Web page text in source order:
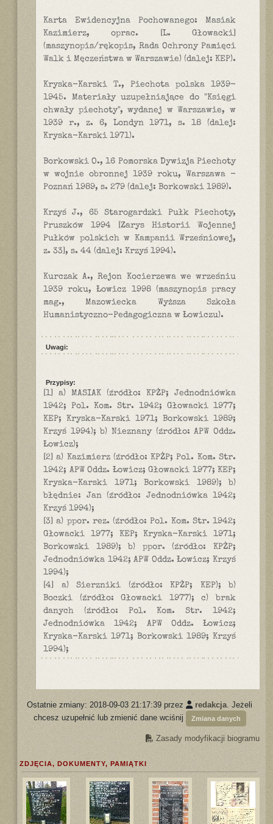
Karta Ewidencyjna Pochowanego: Masiak
Kazimierz, oprac. [L. Głowacki]
(maszynopis/rękopis, Rada Ochrony Pamięci
Walk i Męczeństwa w Warszawie) (dalej: KEP).
Kryska-Karski T., Piechota polska 1939-
1945. Materiały uzupełniające do "Księgi
chwały piechoty", wydanej w Warszawie, w
1939 r., z. 6, Londyn 1971, s. 18 (dalej:
Kryska-Karski 1971).
Borkowski O., 16 Pomorska Dywizja Piechoty
w wojnie obronnej 1939 roku, Warszawa -
Poznań 1989, s. 279 (dalej: Borkowski 1989).
Krzyś J., 65 Starogardzki Pułk Piechoty,
Pruszków 1994 [Zarys Historii Wojennej
Pułków polskich w Kampanii Wrześniowej,
z. 33], s. 44 (dalej: Krzyś 1994).
Kurczak A., Rejon Kocierzewa we wrześniu
1939 roku, Łowicz 1998 (maszynopis pracy
mag., Mazowiecka Wyższa Szkoła
Humanistyczno-Pedagogiczna w Łowiczu).
Uwagi:
Przypisy:
[1] a) MASIAK (źródło: KPŻP; Jednodniówka
1942; Pol. Kom. Str. 1942; Głowacki 1977;
KEP; Kryska-Karski 1971; Borkowski 1989;
Krzyś 1994); b) Nieznany (źródło: APW Oddz.
Łowicz);
[2] a) Kazimierz (źródło: KPŻP; Pol. Kom. Str.
1942; APW Oddz. Łowicz; Głowacki 1977; KEP;
Kryska-Karski 1971; Borkowski 1989); b)
błędnie: Jan (źródło: Jednodniówka 1942;
Krzyś 1994);
[3] a) ppor. rez. (źródło: Pol. Kom. Str. 1942;
Głowacki 1977; KEP; Kryska-Karski 1971;
Borkowski 1989); b) ppor. (źródło: KPŻP;
Jednodniówka 1942; APW Oddz. Łowicz; Krzyś
1994);
[4] a) Sierzniki (źródło: KPŻP; KEP); b)
Boczki (źródło: Głowacki 1977); c) brak
danych (źródło: Pol. Kom. Str. 1942;
Jednodniówka 1942; APW Oddz. Łowicz;
Kryska-Karski 1971; Borkowski 1989; Krzyś
1994);
Ostatnie zmiany: 2018-09-03 21:17:39 przez redakcja. Jeżeli
chcesz uzupełnić lub zmienić dane wciśnij
Zmiana danych
Zasady modyfikacji biogramu
ZDJĘCIA, DOKUMENTY, PAMIĄTKI